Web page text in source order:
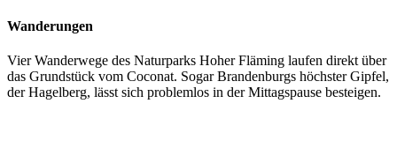
Wanderungen
Vier Wanderwege des Naturparks Hoher Fläming laufen direkt über
das Grundstück vom Coconat. Sogar Brandenburgs höchster Gipfel,
der Hagelberg, lässt sich problemlos in der Mittagspause besteigen.